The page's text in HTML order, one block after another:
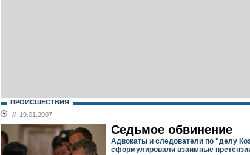
ПРОИСШЕСТВИЯ
// 19.01.2007
Седьмое обвинение
Адвокаты и следователи по "делу
сформулировали взаимные